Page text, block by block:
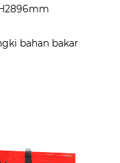
bahan bakar